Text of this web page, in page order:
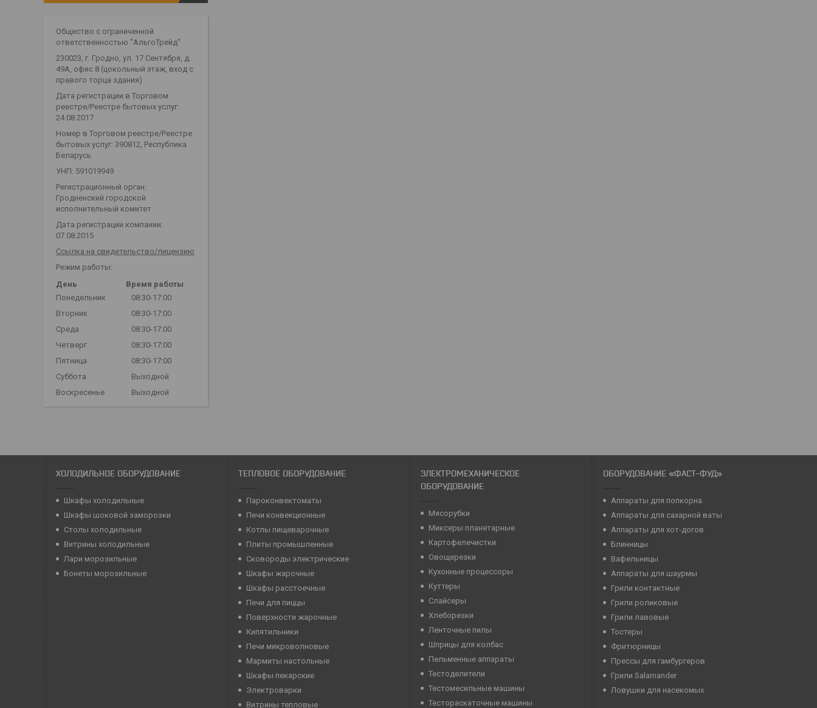
Общество с ограниченной
ответственностью "АльгоТрейд"
230023, г. Гродно, ул. 17 Сентября, д.
49А, офис 8 (цокольный этаж, вход с
правого торца здания)
Дата регистрации в Торговом
реестре/Реестре бытовых услуг:
24.08.2017
Номер в Торговом реестре/Реестре
бытовых услуг: 390812, Республика
Беларусь
УНП: 591019949
Регистрационный орган:
Гродненский городской
исполнительный комитет
Дата регистрации компании:
07.08.2015
Ссылка на свидетельство/лицензию
Режим работы:
День
Время работы
Понедельник
08:30-17:00
Вторник
08:30-17:00
Среда
08:30-17:00
Четверг
08:30-17:00
Пятница
08:30-17:00
Суббота
Выходной
Воскресенье
Выходной
ХОЛОДИЛЬНОЕ ОБОРУДОВАНИЕ
Шкафы холодильные
Шкафы шоковой заморозки
Столы холодильные
Витрины холодильные
Лари морозильные
Бонеты морозильные
ТЕПЛОВОЕ ОБОРУДОВАНИЕ
Пароконвектоматы
Печи конвекционные
Котлы пищеварочные
Плиты промышленные
Сковороды электрические
Шкафы жарочные
Шкафы расстоечные
Печи для пиццы
Поверхности жарочные
Кипятильники
Печи микроволновые
Мармиты настольные
Шкафы пекарские
Электроварки
Витрины тепловые
ЭЛЕКТРОМЕХАНИЧЕСКОЕ
ОБОРУДОВАНИЕ
Мясорубки
Миксеры планетарные
Картофелечистки
Овощерезки
Кухонные процессоры
Куттеры
Слайсеры
Хлеборезки
Ленточные пилы
Шприцы для колбас
Пельменные аппараты
Тестоделители
Тестомесильные машины
Тестораскаточные машины
ОБОРУДОВАНИЕ «ФАСТ-ФУД»
Аппараты для попкорна
Аппараты для сахарной ваты
Аппараты для хот-догов
Блинницы
Вафельницы
Аппараты для шаурмы
Грили контактные
Грили роликовые
Грили лавовые
Тостеры
Фритюрницы
Прессы для гамбургеров
Грили Salamander
Ловушки для насекомых